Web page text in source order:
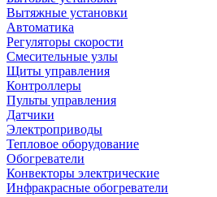
Вытяжные установки
Автоматика
Регуляторы скорости
Смесительные узлы
Щиты управления
Контроллеры
Пульты управления
Датчики
Электроприводы
Тепловое оборудование
Обогреватели
Конвекторы электрические
Инфракрасные обогреватели